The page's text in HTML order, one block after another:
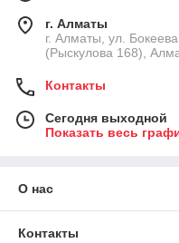
г. Алматы
г. Алматы, ул.
(Рыскулова 168),
Контакты
Сегодня выходной
Показать весь
О нас
Контакты